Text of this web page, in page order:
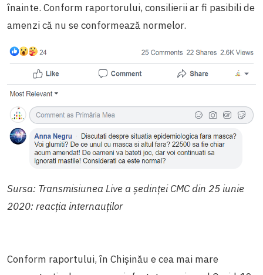
înainte. Conform raportorului, consilierii ar fi pasibili de
amenzi că nu se conformează normelor.
Sursa: Transmisiunea Live a ședinței CMC din 25 iunie
2020: reacția internauților
Conform raportului, în Chișinău e cea mai mare